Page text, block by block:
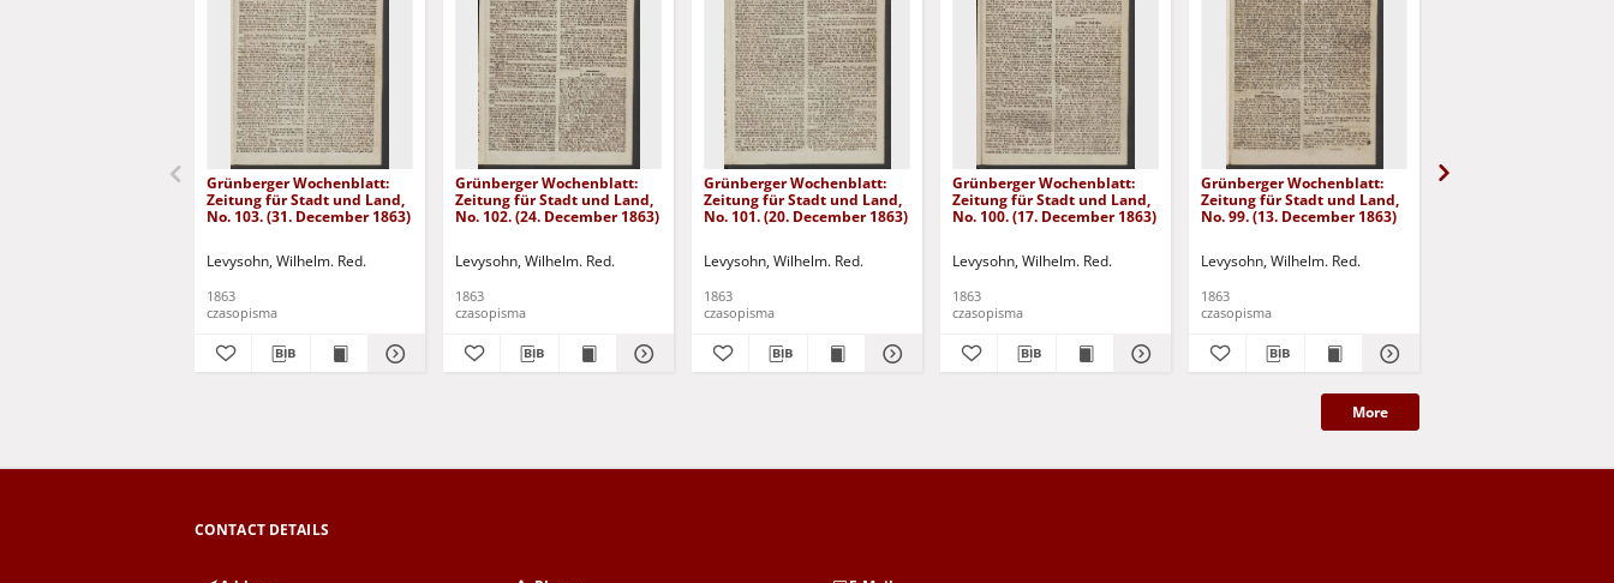
Grünberger Wochenblatt:
Zeitung für Stadt und Land,
No. 103. (31. December 1863)
Levysohn, Wilhelm. Red.
1863
czasopisma
Grünberger Wochenblatt:
Zeitung für Stadt und Land,
No. 102. (24. December 1863)
Levysohn, Wilhelm. Red.
1863
czasopisma
Grünberger Wochenblatt:
Zeitung für Stadt und Land,
No. 101. (20. December 1863)
Levysohn, Wilhelm. Red.
1863
czasopisma
Grünberger Wochenblatt:
Zeitung für Stadt und Land,
No. 100. (17. December 1863)
Levysohn, Wilhelm. Red.
1863
czasopisma
Grünberger Wochenblatt:
Zeitung für Stadt und Land,
No. 99. (13. December 1863)
Levysohn, Wilhelm. Red.
1863
czasopisma
More
CONTACT DETAILS